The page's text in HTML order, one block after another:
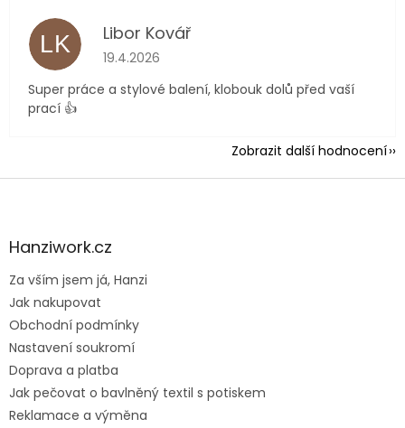
LK Libor Kovář
Hodnocení obchodu je 5 z 5 hvězdiček.
19.4.2026
Super práce a stylové balení, klobouk dolů před vaší
prací 👍
Zobrazit další hodnocení
Z
aHanziwork.cz
Za vším jsem já, Hanzi
Jak nakupovat
Obchodní podmínky
Nastavení soukromí
Doprava a platba
Jak pečovat o bavlněný textil s potiskem
Reklamace a výměna